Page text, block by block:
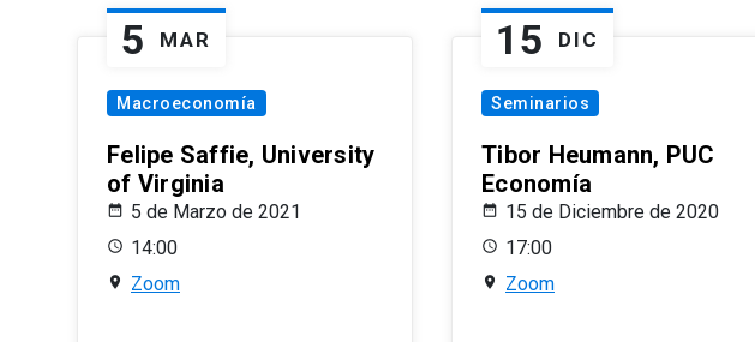
5 MAR
Macroeconomía
Felipe Saffie, University
of Virginia
5 de Marzo de 2021
14:00
Zoom
15 DIC
Seminarios
Tibor Heumann, PUC
Economía
15 de Diciembre de 2020
17:00
Zoom